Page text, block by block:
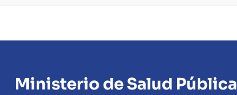
Ministerio de Salud Pública